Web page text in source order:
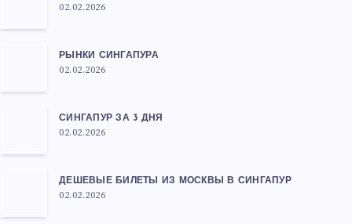
02.02.2026
РЫНКИ СИНГАПУРА
02.02.2026
СИНГАПУР ЗА 3 ДНЯ
02.02.2026
ДЕШЕВЫЕ БИЛЕТЫ ИЗ МОСКВЫ В СИНГАПУР
02.02.2026